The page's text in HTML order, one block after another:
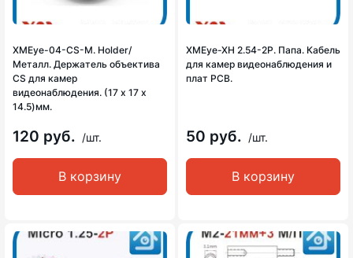
XMEye-04-CS-M. Holder/
Металл. Держатель объектива
CS для камер
видеонаблюдения. (17 х 17 х
14.5)мм.
120 руб. /шт.
В корзину
XMEye-XH 2.54-2P. Папа. Кабель
для камер видеонаблюдения и
плат PCB.
50 руб. /шт.
В корзину